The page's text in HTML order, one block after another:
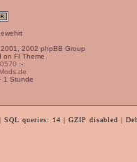
2002 phpBB Group
on FI Theme
:-:
1 Stunde
queries: 14 | GZIP disabled |